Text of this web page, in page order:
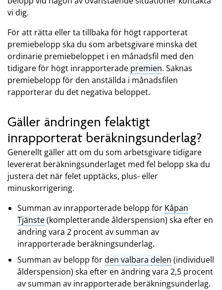
vi dig.
För att rätta eller ta tillbaka för högt rapporterat
premiebelopp ska du som arbetsgivare minska det
ordinarie premiebeloppet i en månadsfil med den
tidigare för högt inrapporterade premien. Saknas
premiebelopp för den anställda i månadsfilen
rapporterar du det negativa beloppet.
Gäller ändringen felaktigt
inrapporterat beräkningsunderlag?
Generellt gäller att om du som arbetsgivare tidigare
levererat beräkningsunderlaget med fel belopp ska du
justera det när felet upptäcks, plus- eller
minuskorrigering.
Summan av inrapporterade belopp för Kåpan
Tjänste(kompletterande ålderspension) ska efter en
ändring vara 2 procent av summan av
inrapporterade beräkningsunderlag.
Summan av belopp förden valbara delen (individuell
ålderspension) ska efter en ändring vara 2,5 procent
av summan av inrapporterade beräkningsunderlag.